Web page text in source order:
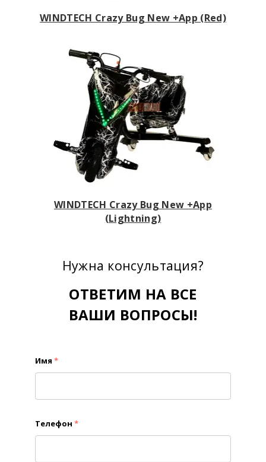
WINDTECH Crazy Bug New +App (Red)
WINDTECH Crazy Bug New +App
(Lightning)
Нужна консультация?
ОТВЕТИМ НА ВСЕ
ВАШИ ВОПРОСЫ!
Имя *
Телефон *